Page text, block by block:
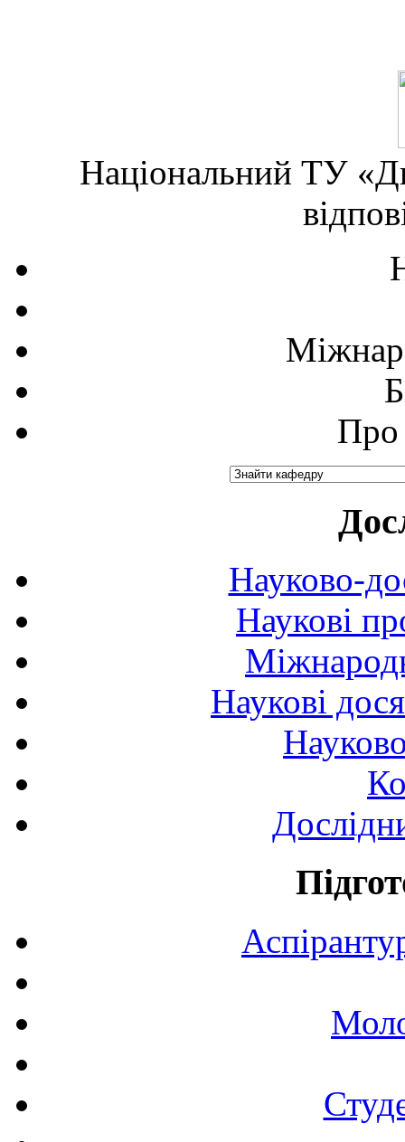
Національний ТУ
Про
Науково-
Наукові
Наукові